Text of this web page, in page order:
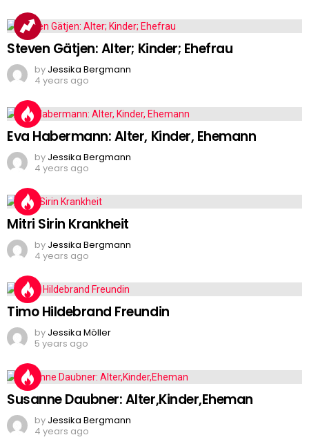
Steven Gätjen: Alter; Kinder; Ehefrau
by Jessika Bergmann
4 years ago
Eva Habermann: Alter, Kinder, Ehemann
by Jessika Bergmann
4 years ago
Mitri Sirin Krankheit
by Jessika Bergmann
4 years ago
Timo Hildebrand Freundin
by Jessika Möller
5 years ago
Susanne Daubner: Alter,Kinder,Eheman
by Jessika Bergmann
4 years ago